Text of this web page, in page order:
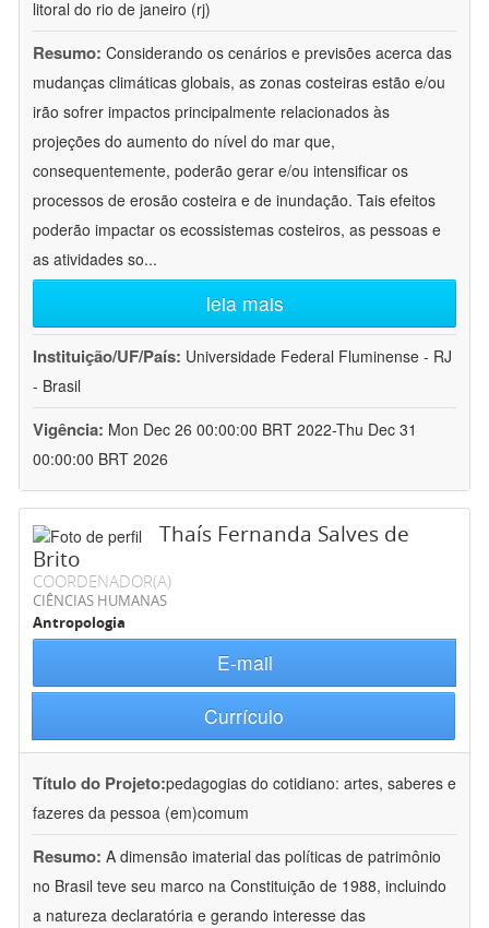
litoral do rio de janeiro (rj)
Resumo: Considerando os cenários e previsões acerca das
mudanças climáticas globais, as zonas costeiras estão e/ou
irão sofrer impactos principalmente relacionados às
projeções do aumento do nível do mar que,
consequentemente, poderão gerar e/ou intensificar os
processos de erosão costeira e de inundação. Tais efeitos
poderão impactar os ecossistemas costeiros, as pessoas e
as atividades so...
leia mais
Instituição/UF/País: Universidade Federal Fluminense - RJ
- Brasil
Vigência: Mon Dec 26 00:00:00 BRT 2022-Thu Dec 31
00:00:00 BRT 2026
Thaís Fernanda Salves de
Brito
COORDENADOR(A)
CIÊNCIAS HUMANAS
Antropologia
E-mail
Currículo
Título do Projeto:pedagogias do cotidiano: artes, saberes e
fazeres da pessoa (em)comum
Resumo: A dimensão imaterial das políticas de patrimônio
no Brasil teve seu marco na Constituição de 1988, incluindo
a natureza declaratória e gerando interesse das